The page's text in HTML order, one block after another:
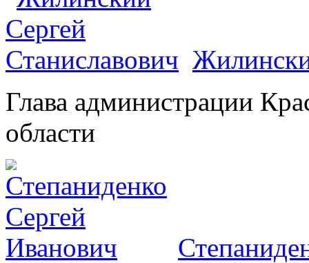
Глава администрации
области